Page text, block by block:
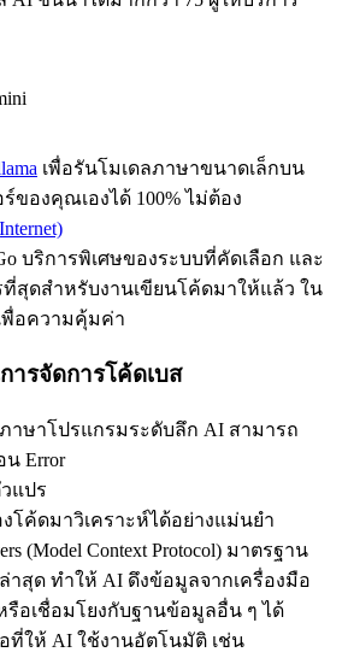
เพื่อรันโมเดลภาษาขนาดเล็กบน
ของคุณเองได้ 100% ไม่ต้อง
Go บริการพิเศษของระบบที่คัดเลือก และ
ที่สุดสำหรับงานเขียนโค้ดมาให้แล้ว ใน
พื่อความคุ้มค่า
รจัดการโค้ดเบส
ภาษาโปรแกรมระดับลึก AI สามารถ
น Error
แปร
โค้ดมาวิเคราะห์ได้อย่างแม่นยำ
(Model Context Protocol) มาตรฐาน
าสุด ทำให้ AI ดึงข้อมูลจากเครื่องมือ
อเชื่อมโยงกับฐานข้อมูลอื่น ๆ ได้
ที่ให้ AI ใช้งานอัตโนมัติ เช่น